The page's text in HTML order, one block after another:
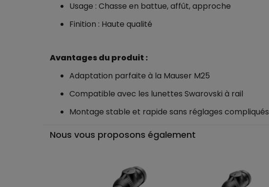
Usage : Chasse en battue, affût, approche
Finition : Haute qualité
Avantages du produit :
Adaptation parfaite à la Mauser M25
Compatible avec les lunettes Swarovski à rail
Montage stable et rapide sans réglages compliqués
Nous vous proposons également